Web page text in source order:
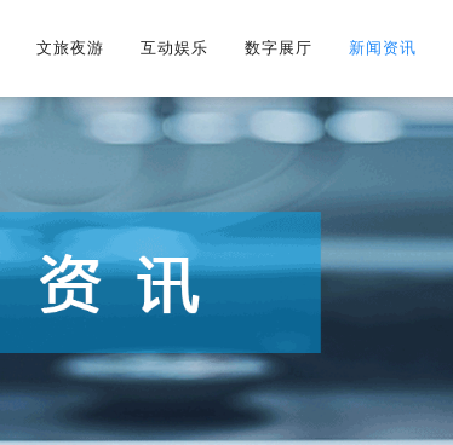
文旅夜游 互动娱乐 数字展厅 新闻资讯
文旅夜游 互动娱乐 数字展厅 新闻资讯